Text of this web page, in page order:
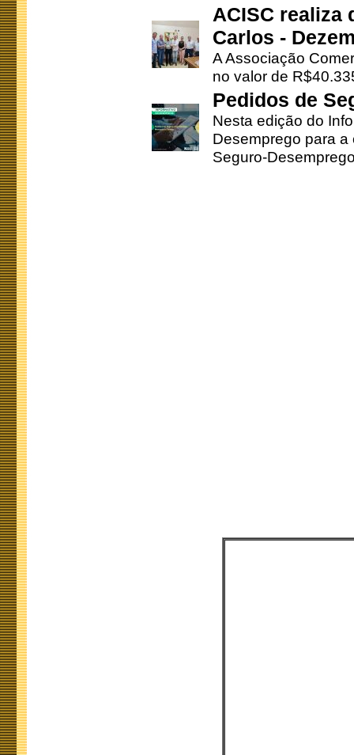
ACISC realiza
Carlos -
A Associação
no valor de
Pedidos de
Nesta edição do
Desemprego para
Seguro-